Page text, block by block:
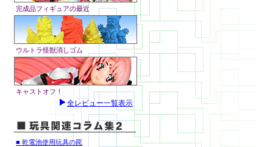
完成品フィギュアの最近
ウルトラ怪獣消しゴム
キャストオフ！
全レビュー一覧表示
■ 乾電池使用玩具の罠